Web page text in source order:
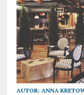
AUTOR: ANNA